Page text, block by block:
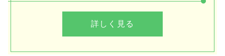
詳しく見る